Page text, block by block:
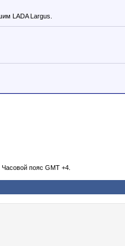
LADA Largus.
. Часовой пояс GMT +4.